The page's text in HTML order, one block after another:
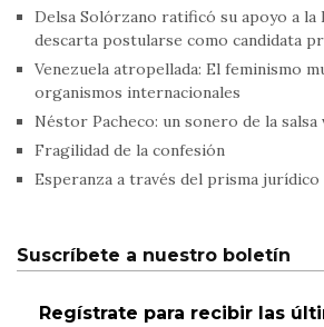
Delsa Solórzano ratificó su apoyo a la
descarta postularse como candidata
Venezuela atropellada: El feminismo
organismos internacionales
Néstor Pacheco: un sonero de la salsa
Fragilidad de la confesión
Esperanza a través del prisma jurídico
Suscríbete a nuestro boletín
Regístrate para recibir las